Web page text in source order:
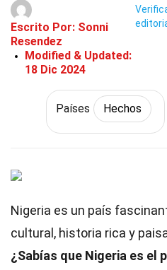
Escrito Por: Sonni
Resendez
Modified & Updated:
18 Dic 2024
Países Hechos
Nigeria es un país
cultural, historia rica y
¿Sabías que Nigeria es el